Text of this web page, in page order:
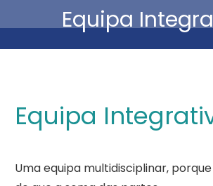
Está aqui:
Equipa
Equipa
Uma equipa multidisciplinar,